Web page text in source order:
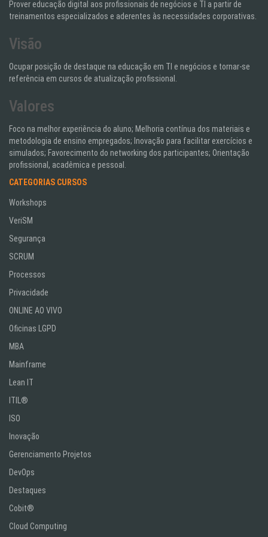
Prover educação digital aos profissionais de negócios e TI a partir de
treinamentos especializados e aderentes às necessidades corporativas.
Visão
Ocupar posição de destaque na educação em TI e negócios e tornar-se
referência em cursos de atualização profissional.
Valores
Foco na melhor experiência do aluno; Melhoria contínua dos materiais e
metodologia de ensino empregados; Inovação para facilitar exercícios e
simulados; Favorecimento do networking dos participantes; Orientação
profissional, acadêmica e pessoal.
CATEGORIAS CURSOS
Workshops
VeriSM
Segurança
SCRUM
Processos
Privacidade
ONLINE AO VIVO
Oficinas LGPD
MBA
Mainframe
Lean IT
ITIL®
ISO
Inovação
Gerenciamento Projetos
DevOps
Destaques
Cobit®
Cloud Computing